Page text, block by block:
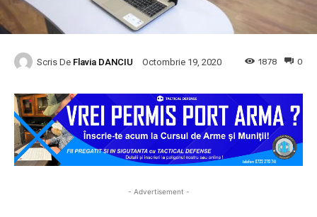
Scris De Flavia DANCIU Octombrie 19, 2020 0
1878
- Advertisement -